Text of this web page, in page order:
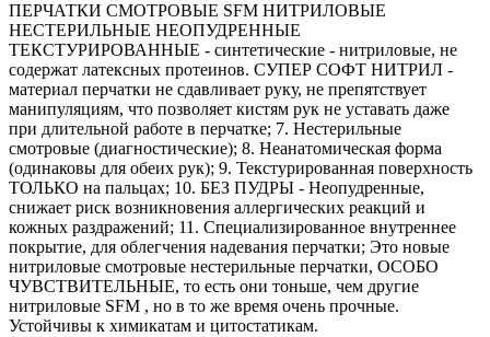
ПЕРЧАТКИ СМОТРОВЫЕ SFM НИТРИЛОВЫЕ
НЕСТЕРИЛЬНЫЕ НЕОПУДРЕННЫЕ
ТЕКСТУРИРОВАННЫЕ - синтетические - нитриловые, не
содержат латексных протеинов. СУПЕР СОФТ НИТРИЛ -
материал перчатки не сдавливает руку, не препятствует
манипуляциям, что позволяет кистям рук не уставать даже
при длительной работе в перчатке; 7. Нестерильные
смотровые (диагностические); 8. Неанатомическая форма
(одинаковы для обеих рук); 9. Текстурированная поверхность
ТОЛЬКО на пальцах; 10. БЕЗ ПУДРЫ - Неопудренные,
снижает риск возникновения аллергических реакций и
кожных раздражений; 11. Специализированное внутреннее
покрытие, для облегчения надевания перчатки; Это новые
нитриловые смотровые нестерильные перчатки, ОСОБО
ЧУВСТВИТЕЛЬНЫЕ, то есть они тоньше, чем другие
нитриловые SFM , но в то же время очень прочные.
Устойчивы к химикатам и цитостатикам.